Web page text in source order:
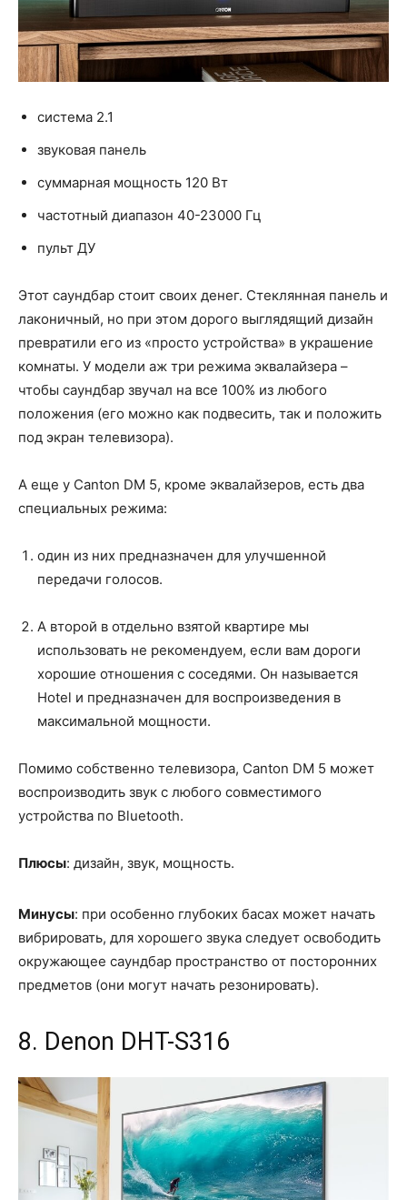
система 2.1
звуковая панель
суммарная мощность 120 Вт
частотный диапазон 40-23000 Гц
пульт ДУ
Этот саундбар стоит своих денег. Стеклянная панель и
лаконичный, но при этом дорого выглядящий дизайн
превратили его из «просто устройства» в украшение
комнаты. У модели аж три режима эквалайзера –
чтобы саундбар звучал на все 100% из любого
положения (его можно как подвесить, так и положить
под экран телевизора).
А еще у Canton DM 5, кроме эквалайзеров, есть два
специальных режима:
один из них предназначен для улучшенной
передачи голосов.
А второй в отдельно взятой квартире мы
использовать не рекомендуем, если вам дороги
хорошие отношения с соседями. Он называется
Hotel и предназначен для воспроизведения в
максимальной мощности.
Помимо собственно телевизора, Canton DM 5 может
воспроизводить звук с любого совместимого
устройства по Bluetooth.
Плюсы: дизайн, звук, мощность.
Минусы: при особенно глубоких басах может начать
вибрировать, для хорошего звука следует освободить
окружающее саундбар пространство от посторонних
предметов (они могут начать резонировать).
8. Denon DHT-S316